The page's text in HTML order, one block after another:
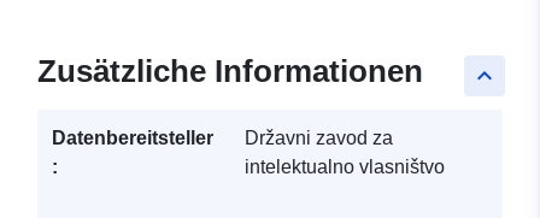
keyboard_arrow_up
Zusätzliche Informationen
Datenbereitsteller
:
Državni zavod za
intelektualno vlasništvo